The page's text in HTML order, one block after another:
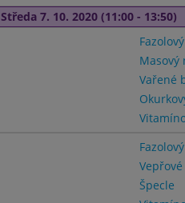
Středa 7. 10. 2020 (11:00 - 13:50)
Masový
Vařené
Špecle